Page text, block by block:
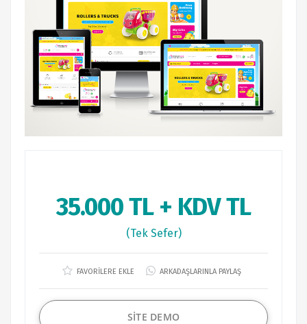
35.000 TL + KDV TL
(Tek Sefer)
FAVORİLERE EKLE ARKADAŞLARINLA PAYLAŞ
SİTE DEMO